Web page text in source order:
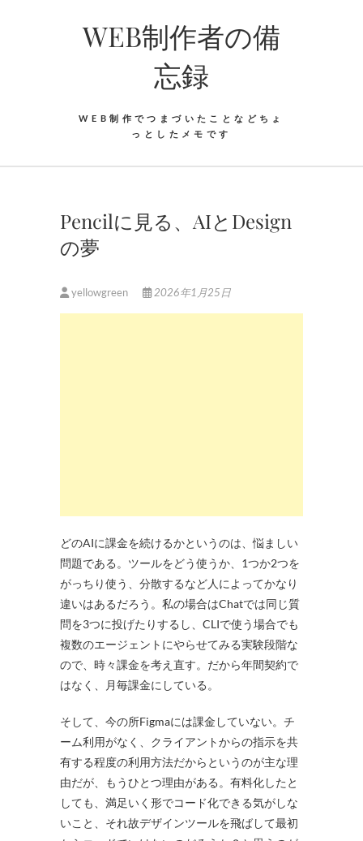
WEB制作者の備
忘録
WEB制作でつまづいたことなどちょ
っとしたメモです
Pencilに見る、AIとDesign
の夢
yellowgreen 2026年1月25日
どのAIに課金を続けるかというのは、悩ましい
問題である。ツールをどう使うか、1つか2つを
がっちり使う、分散するなど人によってかなり
違いはあるだろう。私の場合はChatでは同じ質
問を3つに投げたりするし、CLIで使う場合でも
複数のエージェントにやらせてみる実験段階な
ので、時々課金を考え直す。だから年間契約で
はなく、月毎課金にしている。
そして、今の所Figmaには課金していない。チ
ーム利用がなく、クライアントからの指示を共
有する程度の利用方法だからというのが主な理
由だが、もうひとつ理由がある。有料化したと
しても、満足いく形でコード化できる気がしな
いこと、それ故デザインツールを飛ばして最初